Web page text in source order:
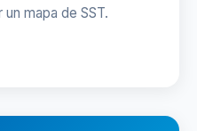
mapa de SST.